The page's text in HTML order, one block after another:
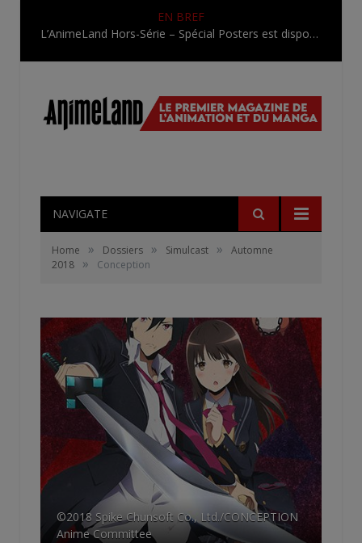
EN BREF
L’AnimeLand Hors-Série – Spécial Posters est disponible !
NAVIGATE
Home » Dossiers » Simulcast »
Automne
2018
» Conception
©2018 Spike Chunsoft Co., Ltd./CONCEPTION
Anime Committee